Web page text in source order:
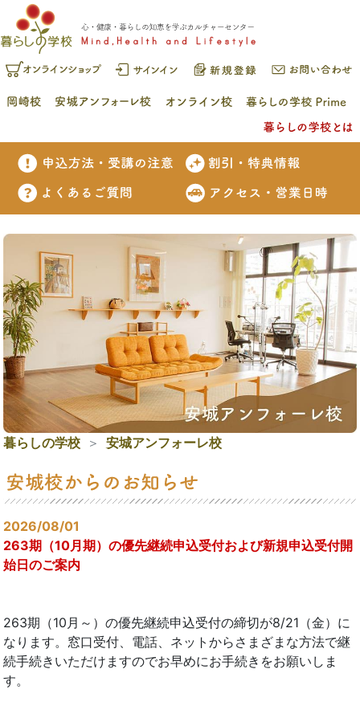
暮らしの学校 安城アンフォーレ校
2026/08/01
263期（10月期）の優先継続申込受付および新規申込受付開
始日のご案内
263期（10月～）の優先継続申込受付の締切が8/21（金）に
なります。窓口受付、電話、ネットからさまざまな方法で継
続手続きいただけますのでお早めにお手続きをお願いしま
す。